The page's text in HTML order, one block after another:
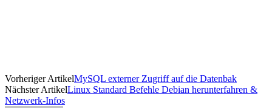
Vorheriger ArtikelMySQL externer Zugriff auf die Datenbak
Nächster ArtikelLinux Standard Befehle Debian herunterfahren &
Netzwerk-Infos